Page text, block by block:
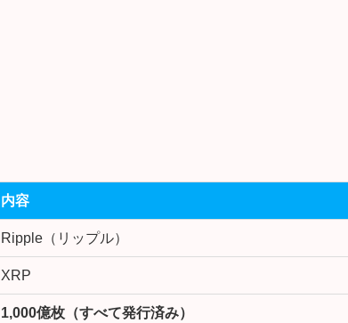
内容
Ripple（リップル）
XRP
1,000億枚（すべて発行済み）